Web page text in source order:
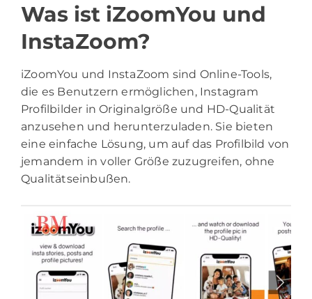
Was ist iZoomYou und
InstaZoom?
iZoomYou und InstaZoom sind Online-Tools,
die es Benutzern ermöglichen, Instagram
Profilbilder in Originalgröße und HD-Qualität
anzusehen und herunterzuladen. Sie bieten
eine einfache Lösung, um auf das Profilbild von
jemandem in voller Größe zuzugreifen, ohne
Qualitätseinbußen.